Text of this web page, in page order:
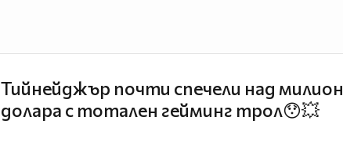
Тийнейджър почти спечели над милион
долара с тотален гейминг трол😯💥